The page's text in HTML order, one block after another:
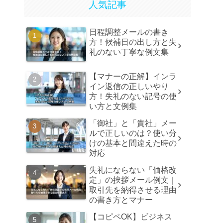
人気記事
日程調整メールの書き
方！候補日の出し方と失
礼のない丁寧な例文集
【マナーの正解】インラ
イン返信の正しいやり
方！失礼のない記号の使
い方と文例集
「御社」と「貴社」メー
ルで正しいのは？使い分
けの基本と間違えた時の
対応
失礼にならない「価格改
定」の挨拶メール例文｜
取引先を納得させる理由
の書き方とマナー
【コピペOK】ビジネス